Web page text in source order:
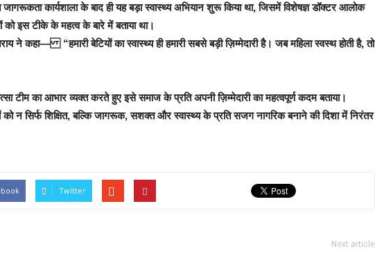
कार्यशाला के बाद ही यह बड़ा स्वास्थ्य अभियान शुरू किया था, जिसमें विशेषज्ञ डॉक्टर आलोक
को इस टीके के महत्व के बारे में बताया था।
ने कहा— “हमारी बेटियों का स्वास्थ्य ही हमारी सबसे बड़ी ज़िम्मेदारी है। जब महिला स्वस्थ होती है, तो
टीम का आभार व्यक्त करते हुए इसे समाज के प्रति अपनी ज़िम्मेदारी का महत्वपूर्ण कदम बताया।
सिर्फ शिक्षित, बल्कि जागरूक, सशक्त और स्वास्थ्य के प्रति सजग नागरिक बनाने की दिशा में निरंतर
Twitter
Next article